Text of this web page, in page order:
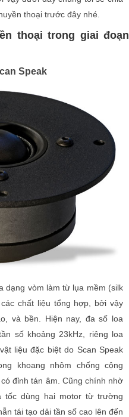
thoại trước đây nhé.
thoại trong giai đoạn
Speak
dạng vòm làm từ lụa mềm (silk
chất liệu tổng hợp, bởi vậy
và bền. Hiện nay, đa số loa
số khoảng 23kHz, riêng loa
liệu đặc biệt do Scan Speak
khoang nhôm chống cộng
đỉnh tán âm. Cũng chính nhờ
dùng hai motor từ trường
tái tạo dải tần số cao lên đến